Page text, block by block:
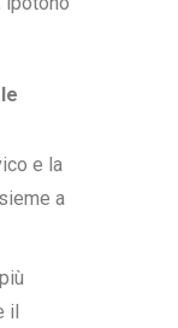
e la
a
il